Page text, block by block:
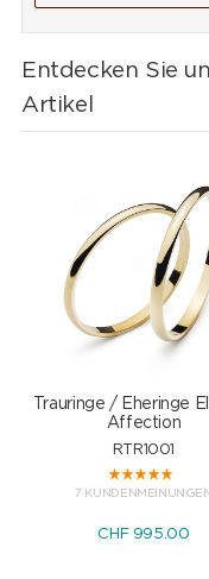
Entdecken Sie
Artikel
Trauringe / Eheringe
Affection
RTR1001
7 KUNDENMEINUNGEN
CHF 995.00